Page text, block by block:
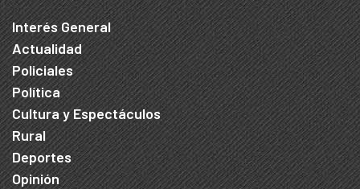
Interés General
Actualidad
Policiales
Política
Cultura y Espectáculos
Rural
Deportes
Opinión